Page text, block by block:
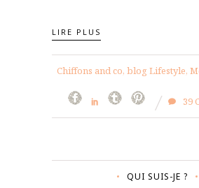
LIRE PLUS
Chiffons and co, blog Lifestyle,
39
QUI SUIS-JE ?